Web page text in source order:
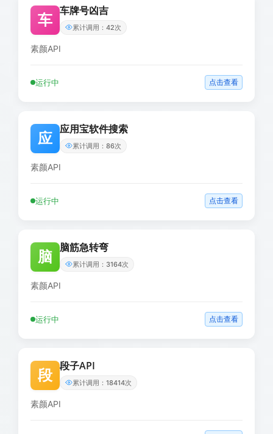
车
车牌号凶吉
累计调用：42次
素颜API
运行中 点击查看
应
应用宝软件搜索
累计调用：86次
素颜API
运行中 点击查看
脑
脑筋急转弯
累计调用：3164次
素颜API
运行中 点击查看
段
段子API
累计调用：18414次
素颜API